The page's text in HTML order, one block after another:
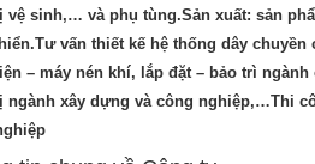
vệ sinh,… và phụ tùng.Sản xuất: sản
vấn thiết kế hệ thống dây
– máy nén khí, lắp đặt – bảo trì
ngành xây dựng và công nghiệp,…Thi